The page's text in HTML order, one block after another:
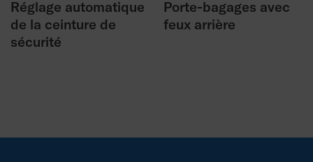
Réglage automatique
de la ceinture de
sécurité
Porte-bagages avec
feux arrière